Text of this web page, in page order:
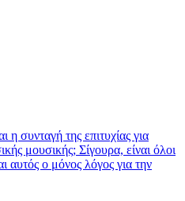
η συνταγή της επιτυχίας για
μουσικής; Σίγουρα, είναι όλοι
αυτός ο μόνος λόγος για την